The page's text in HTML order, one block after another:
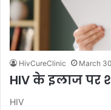
HivCureClinic March
HIV के इलाज पर
HIV